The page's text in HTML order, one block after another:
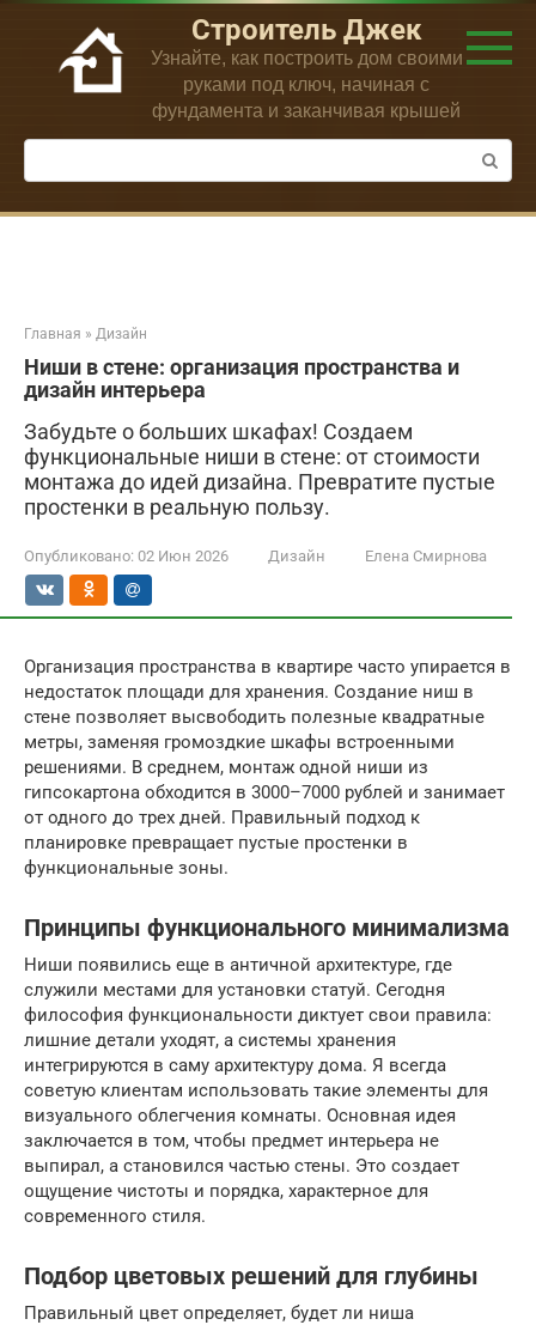
Перейти
контенту
Строитель Джек
Узнайте, как построить дом своими
руками под ключ, начиная с
фундамента и заканчивая крышей
Поиск:
Главная » Дизайн
Ниши в стене: организация пространства и
дизайн интерьера
Забудьте о больших шкафах! Создаем
функциональные ниши в стене: от стоимости
монтажа до идей дизайна. Превратите пустые
простенки в реальную пользу.
Опубликовано: 02 Июн 2026 Дизайн Елена Смирнова
Организация пространства в квартире часто упирается в
недостаток площади для хранения. Создание ниш в
стене позволяет высвободить полезные квадратные
метры, заменяя громоздкие шкафы встроенными
решениями. В среднем, монтаж одной ниши из
гипсокартона обходится в 3000–7000 рублей и занимает
от одного до трех дней. Правильный подход к
планировке превращает пустые простенки в
функциональные зоны.
Принципы функционального минимализма
Ниши появились еще в античной архитектуре, где
служили местами для установки статуй. Сегодня
философия функциональности диктует свои правила:
лишние детали уходят, а системы хранения
интегрируются в саму архитектуру дома. Я всегда
советую клиентам использовать такие элементы для
визуального облегчения комнаты. Основная идея
заключается в том, чтобы предмет интерьера не
выпирал, а становился частью стены. Это создает
ощущение чистоты и порядка, характерное для
современного стиля.
Подбор цветовых решений для глубины
Правильный цвет определяет, будет ли ниша